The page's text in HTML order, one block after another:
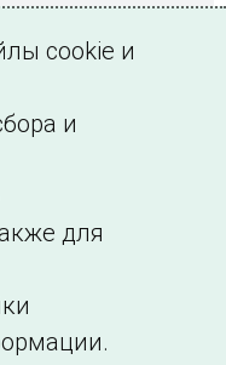
и
cookie и
и
для